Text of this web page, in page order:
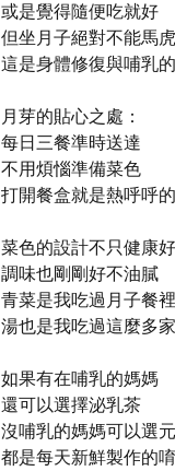
或是覺得隨便吃就好
但坐月子絕對不能馬虎
這是身體修復與哺乳
月芽的貼心之處：
每日三餐準時送達
不用煩惱準備菜色
打開餐盒就是熱呼呼
菜色的設計不只健康
調味也剛剛好不油膩
青菜是我吃過月子餐
湯也是我吃過這麼多
如果有在哺乳的媽媽
還可以選擇泌乳茶
沒哺乳的媽媽可以選
都是每天新鮮製作的